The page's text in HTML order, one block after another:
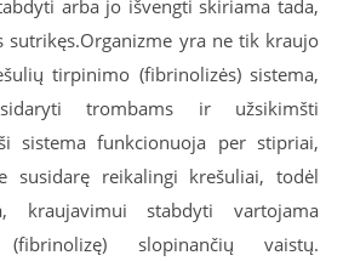
arba jo išvengti skiriama tada,
sutrikęs.Organizme yra ne tik kraujo
tirpinimo (fibrinolizės) sistema,
trombams ir užsikimšti
sistema funkcionuoja per stipriai,
susidarę reikalingi krešuliai, todėl
kraujavimui stabdyti vartojama
slopinančių vaistų.